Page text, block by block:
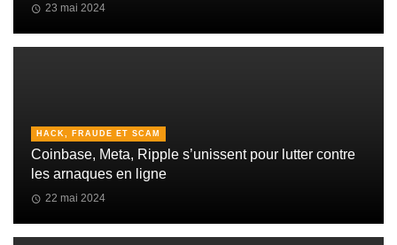
23 mai 2024
HACK, FRAUDE ET SCAM
Coinbase, Meta, Ripple s’unissent pour lutter contre
les arnaques en ligne
22 mai 2024